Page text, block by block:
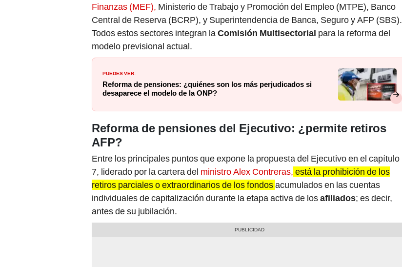
Finanzas (MEF), Ministerio de Trabajo y Promoción del Empleo (MTPE), Banco
Central de Reserva (BCRP), y Superintendencia de Banca, Seguro y AFP (SBS).
Todos estos sectores integran la Comisión Multisectorial para la reforma del
modelo previsional actual.
PUEDES VER:
Reforma de pensiones: ¿quiénes son los más perjudicados si
desaparece el modelo de la ONP?
Reforma de pensiones del Ejecutivo: ¿permite retiros
AFP?
Entre los principales puntos que expone la propuesta del Ejecutivo en el capítulo
7, liderado por la cartera del ministro Alex Contreras, está la prohibición de los
retiros parciales o extraordinarios de los fondosacumulados en las cuentas
individuales de capitalización durante la etapa activa de losafiliados; es decir,
antes de su jubilación.